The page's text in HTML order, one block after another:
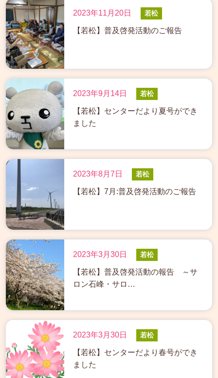
2023年11月20日 若松
【若松】普及啓発活動のご報告
2023年9月14日 若松
【若松】センターだより夏号ができ
ました
2023年8月7日 若松
【若松】7月:普及啓発活動のご報告
2023年3月30日 若松
【若松】普及啓発活動の報告 ～サ
ロン石峰・サロ…
2023年3月30日 若松
【若松】センターだより春号ができ
ました